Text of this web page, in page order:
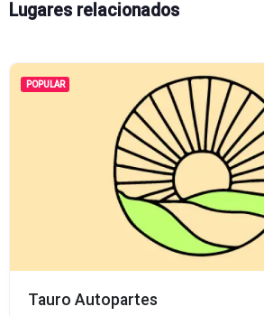
Lugares relacionados
POPULAR
Tauro Autopartes